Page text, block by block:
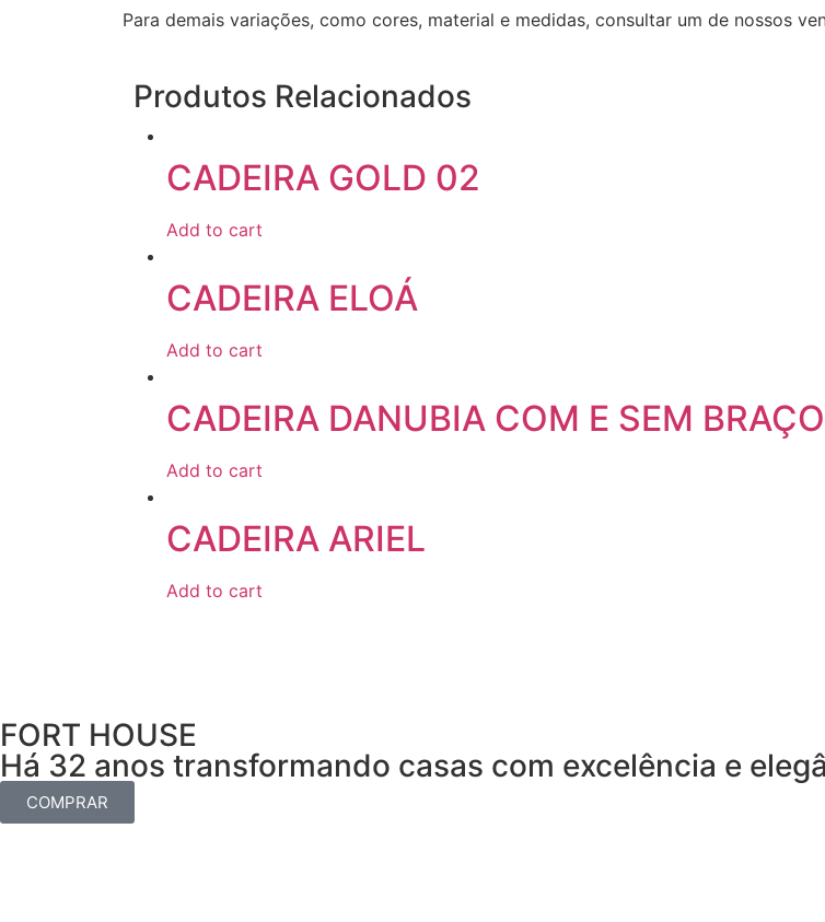
Para demais variações, como cores, material e medidas, consultar um de nossos
Produtos Relacionados
CADEIRA GOLD 02
Add to cart
CADEIRA ELOÁ
Add to cart
CADEIRA DANUBIA COM E SEM BRAÇO
Add to cart
CADEIRA ARIEL
Add to cart
FORT HOUSE
Há 32 anos transformando casas com excelência e
COMPRAR